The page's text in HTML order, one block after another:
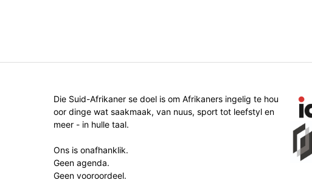
Die Suid-Afrikaner se doel is om Afrikaners ingelig te hou
oor dinge wat saakmaak, van nuus, sport tot leefstyl en
meer - in hulle taal.
Ons is onafhanklik.
Geen agenda.
Geen vooroordeel.